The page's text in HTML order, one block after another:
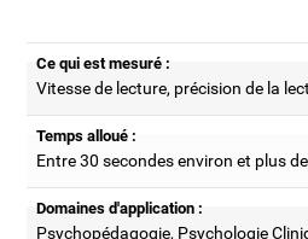
Ce qui est mesuré :
Vitesse de lecture, précision de la
Temps alloué :
Entre 30 secondes environ et plus
Domaines d'application :
Psychopédagogie, Psychologie